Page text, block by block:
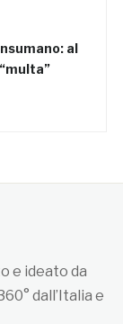
al
e ideato da
dall’Italia e